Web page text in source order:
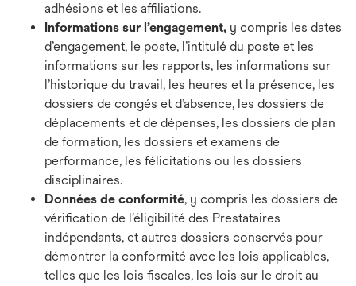
adhésions et les affiliations.
Informations sur l’engagement, y compris les dates
d’engagement, le poste, l’intitulé du poste et les
informations sur les rapports, les informations sur
l’historique du travail, les heures et la présence, les
dossiers de congés et d’absence, les dossiers de
déplacements et de dépenses, les dossiers de plan
de formation, les dossiers et examens de
performance, les félicitations ou les dossiers
disciplinaires.
Données de conformité, y compris les dossiers de
vérification de l’éligibilité des Prestataires
indépendants, et autres dossiers conservés pour
démontrer la conformité avec les lois applicables,
telles que les lois fiscales, les lois sur le droit au